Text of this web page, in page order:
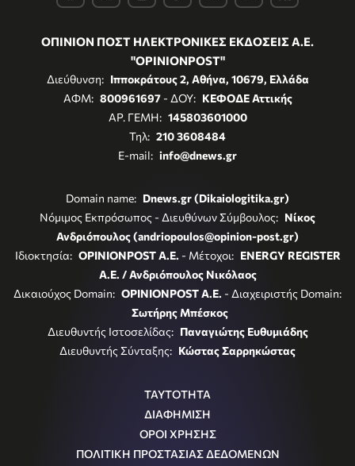
ΟΠΙΝΙΟΝ ΠΟΣΤ ΗΛΕΚΤΡΟΝΙΚΕΣ ΕΚΔΟΣΕΙΣ Α.Ε.
"OPINIONPOST"
Διεύθυνση: Ιπποκράτους 2, Αθήνα, 10679, Ελλάδα
ΑΦΜ: 800961697- ΔΟΥ: ΚΕΦΟΔΕ Αττικής
ΑΡ. ΓΕΜΗ: 145803601000
Τηλ: 210 3608484
E-mail: info@dnews.gr
Domain name: Dnews.gr (Dikaiologitika.gr)
Νόμιμος Εκπρόσωπος - Διευθύνων Σύμβουλος: Νίκος
Ανδριόπουλος (andriopoulos@opinion-post.gr)
Ιδιοκτησία: OPINIONPOST A.E. - Μέτοχοι: ENERGY REGISTER
Α.Ε. / Ανδριόπουλος Νικόλαος
Δικαιούχος Domain: OPINIONPOST A.E. - Διαχειριστής Domain:
Σωτήρης Μπέσκος
Διευθυντής Ιστοσελίδας: Παναγιώτης Ευθυμιάδης
Διευθυντής Σύνταξης: Κώστας Σαρρηκώστας
ΤΑΥΤΟΤΗΤΑ
ΔΙΑΦΗΜΙΣΗ
ΟΡΟΙ ΧΡΗΣΗΣ
ΠΟΛΙΤΙΚΗ ΠΡΟΣΤΑΣΙΑΣ ΔΕΔΟΜΕΝΩΝ